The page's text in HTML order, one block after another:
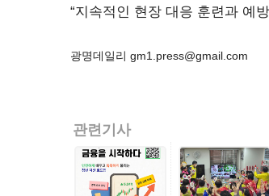
“지속적인 현장 대응 훈련과 예
광명데일리 gm1.press@gmail.com
관련기사